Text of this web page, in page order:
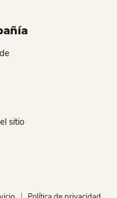
sitio